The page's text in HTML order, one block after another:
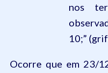
nos
10;”
Ocorre que em 23/